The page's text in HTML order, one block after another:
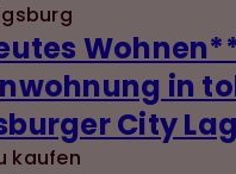
in
City
kaufen